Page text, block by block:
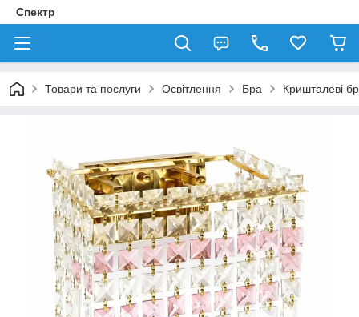
Спектр
Товари та послуги Освітлення Бра Кришталеві